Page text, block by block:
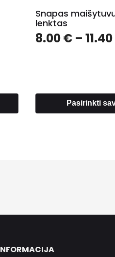
Snapas
lenktas
8.00€ – 11.40
Pasirinkti